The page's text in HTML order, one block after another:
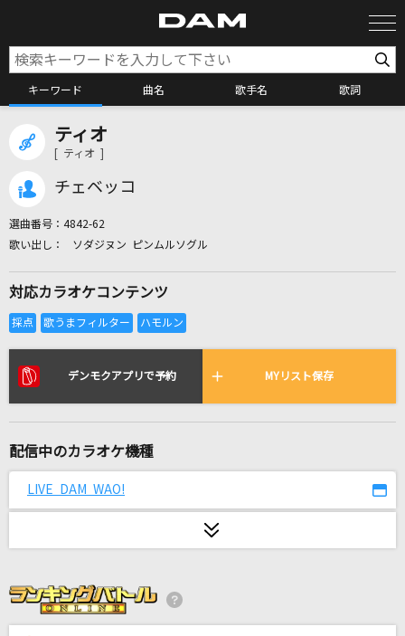
キーワード 曲名 歌手名 歌詞
全国りれき
リアルタイムで歌われている曲の一覧
LOVE SONG
月が綺麗ねと言われたい！
[生音]アイのシナリオ
ティオ
[ ティオ ]
チェベッコ
選曲番号： 4842-62
ソダジヌン ピンムルソグル
対応カラオケコンテンツ
デンモクアプリで予約 MYリスト保存
配信中のカラオケ機種
LIVE DAM WAO!